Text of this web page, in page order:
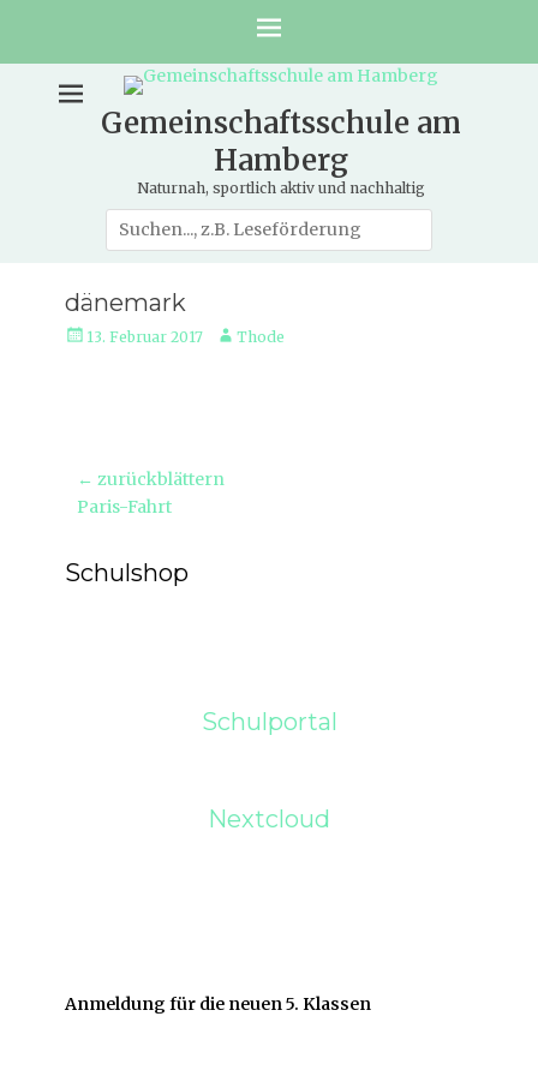
Gemeinschaftsschule am
Hamberg
Naturnah, sportlich aktiv und nachhaltig
Suche
nach:
dänemark
Veröffentlicht
13. Februar 2017 AutorThode
Beitragsnavigation
← zurückblättern
Vorheriger
Paris-Fahrt
Schulshop
Schulportal
Nextcloud
Anmeldung für die neuen 5. Klassen